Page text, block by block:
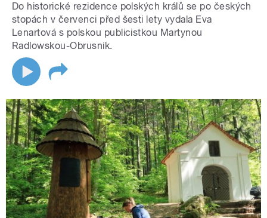
Do historické rezidence polských králů se po českých
stopách v červenci před šesti lety vydala Eva
Lenartová s polskou publicistkou Martynou
Radlowskou-Obrusnik.